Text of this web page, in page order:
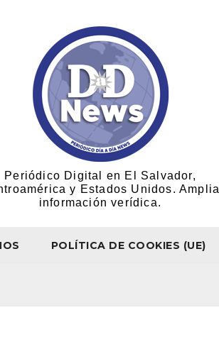
Periódico Digital en El Salvador,
y Estados Unidos. Amplia
información verídica.
POLÍTICA DE COOKIES (UE)